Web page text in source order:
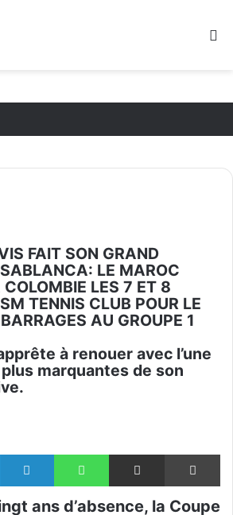
FAIT SON GRAND
LE MAROC
LES 7 ET 8
TENNIS CLUB POUR LE
AU GROUPE 1
à renouer avec l’une
marquantes de son
Linkedin WhatsApp Partager par email
ans d’absence, la Coupe